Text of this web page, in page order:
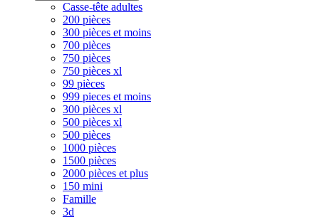
Casse-tête adultes
200 pièces
300 pièces et moins
700 pièces
750 pièces
750 pièces xl
99 pièces
999 pieces et moins
300 pièces xl
500 pièces xl
500 pièces
1000 pièces
1500 pièces
2000 pièces et plus
150 mini
Famille
3d